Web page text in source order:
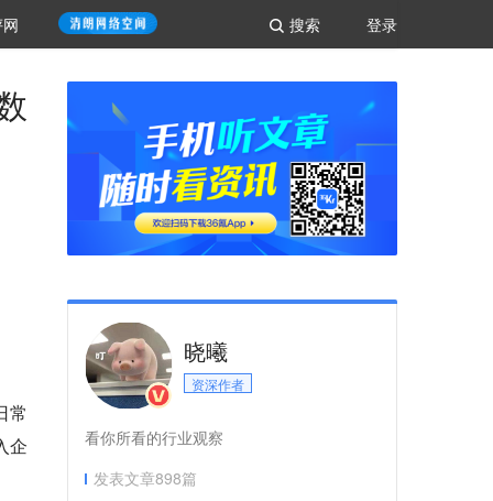
登录
搜索
常
企
晓曦
资深作者
看你所看的行业观察
发表文章898篇